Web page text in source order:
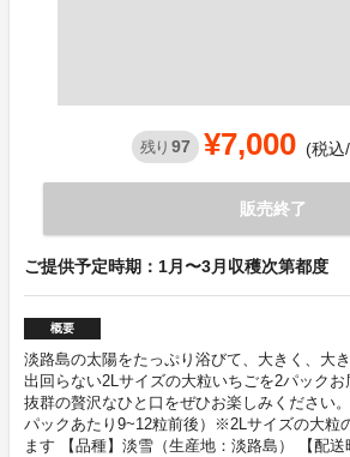
残り 97 ¥7,000 (税込
販売終了
ご提供予定時期：1月〜3月収穫次第都度
概要
淡路島の太陽をたっぷり浴びて、大きく、大
出回らない2Lサイズの大粒いちごを2パックお
抜群の贅沢なひと口をぜひお楽しみください
パックあたり9~12粒前後）※2Lサイズの大粒
ます 【品種】淡雪（生産地：淡路島） 【配